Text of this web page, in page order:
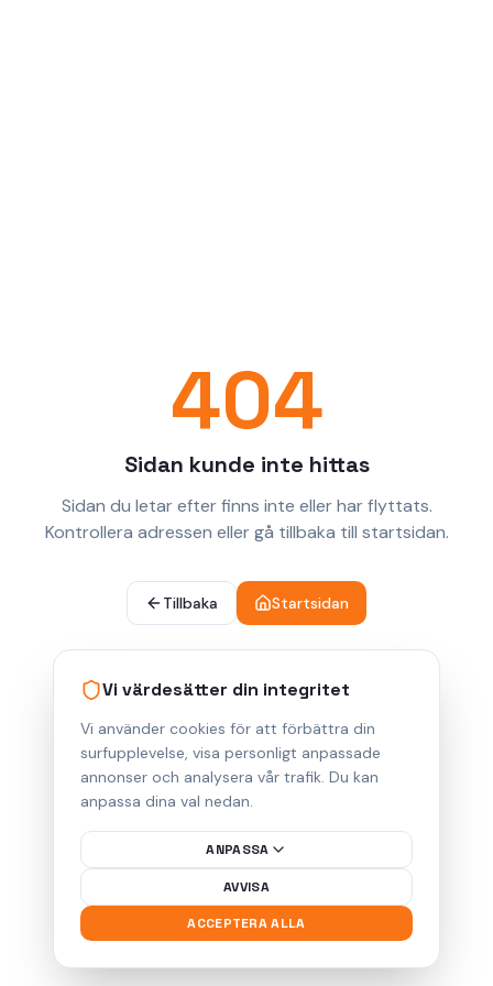
Vi värdesätter din integritet
Vi använder cookies för att förbättra din
surfupplevelse, visa personligt anpassade
annonser och analysera vår trafik. Du kan
anpassa dina val nedan.
ANPASSA
AVVISA
ACCEPTERA ALLA
404
Sidan kunde inte hittas
Sidan du letar efter finns inte eller har flyttats.
Kontrollera adressen eller gå tillbaka till startsidan.
Tillbaka Startsidan